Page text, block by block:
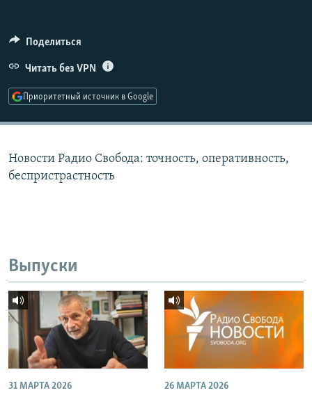
ПОДПИШИТЕСЬ НА РАССЫЛКУ
СОЦИАЛЬНЫЕ СЕТИ
Поделиться
Читать без VPN
Приоритетный источник в Google
Новости Радио Свобода: точность, оперативность,
беспристрастность
Выпуски
31 МАРТА 2026 26 МАРТА 2026